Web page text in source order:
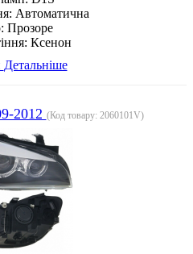
Автоматична
Прозоре
Ксенон
Детальніше
2012 (Код товару: 2060101V)